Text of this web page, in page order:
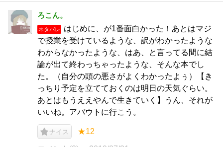
ろこん。
ネタバレ
はじめに、が1番面白かった！あとはマジ
で授業を受けているような、訳がわかったような
わからなかったような、はあ、と言ってる間に結
論が出て終わっちゃったような、そんな本でし
た。（自分の頭の悪さがよくわかったよぅ）【き
っちり予定を立てておくのは明日の天気ぐらい。
あとはもうええやんで生きていく】うん、それが
いいね。アバウトに行こう。
ナイス ★12